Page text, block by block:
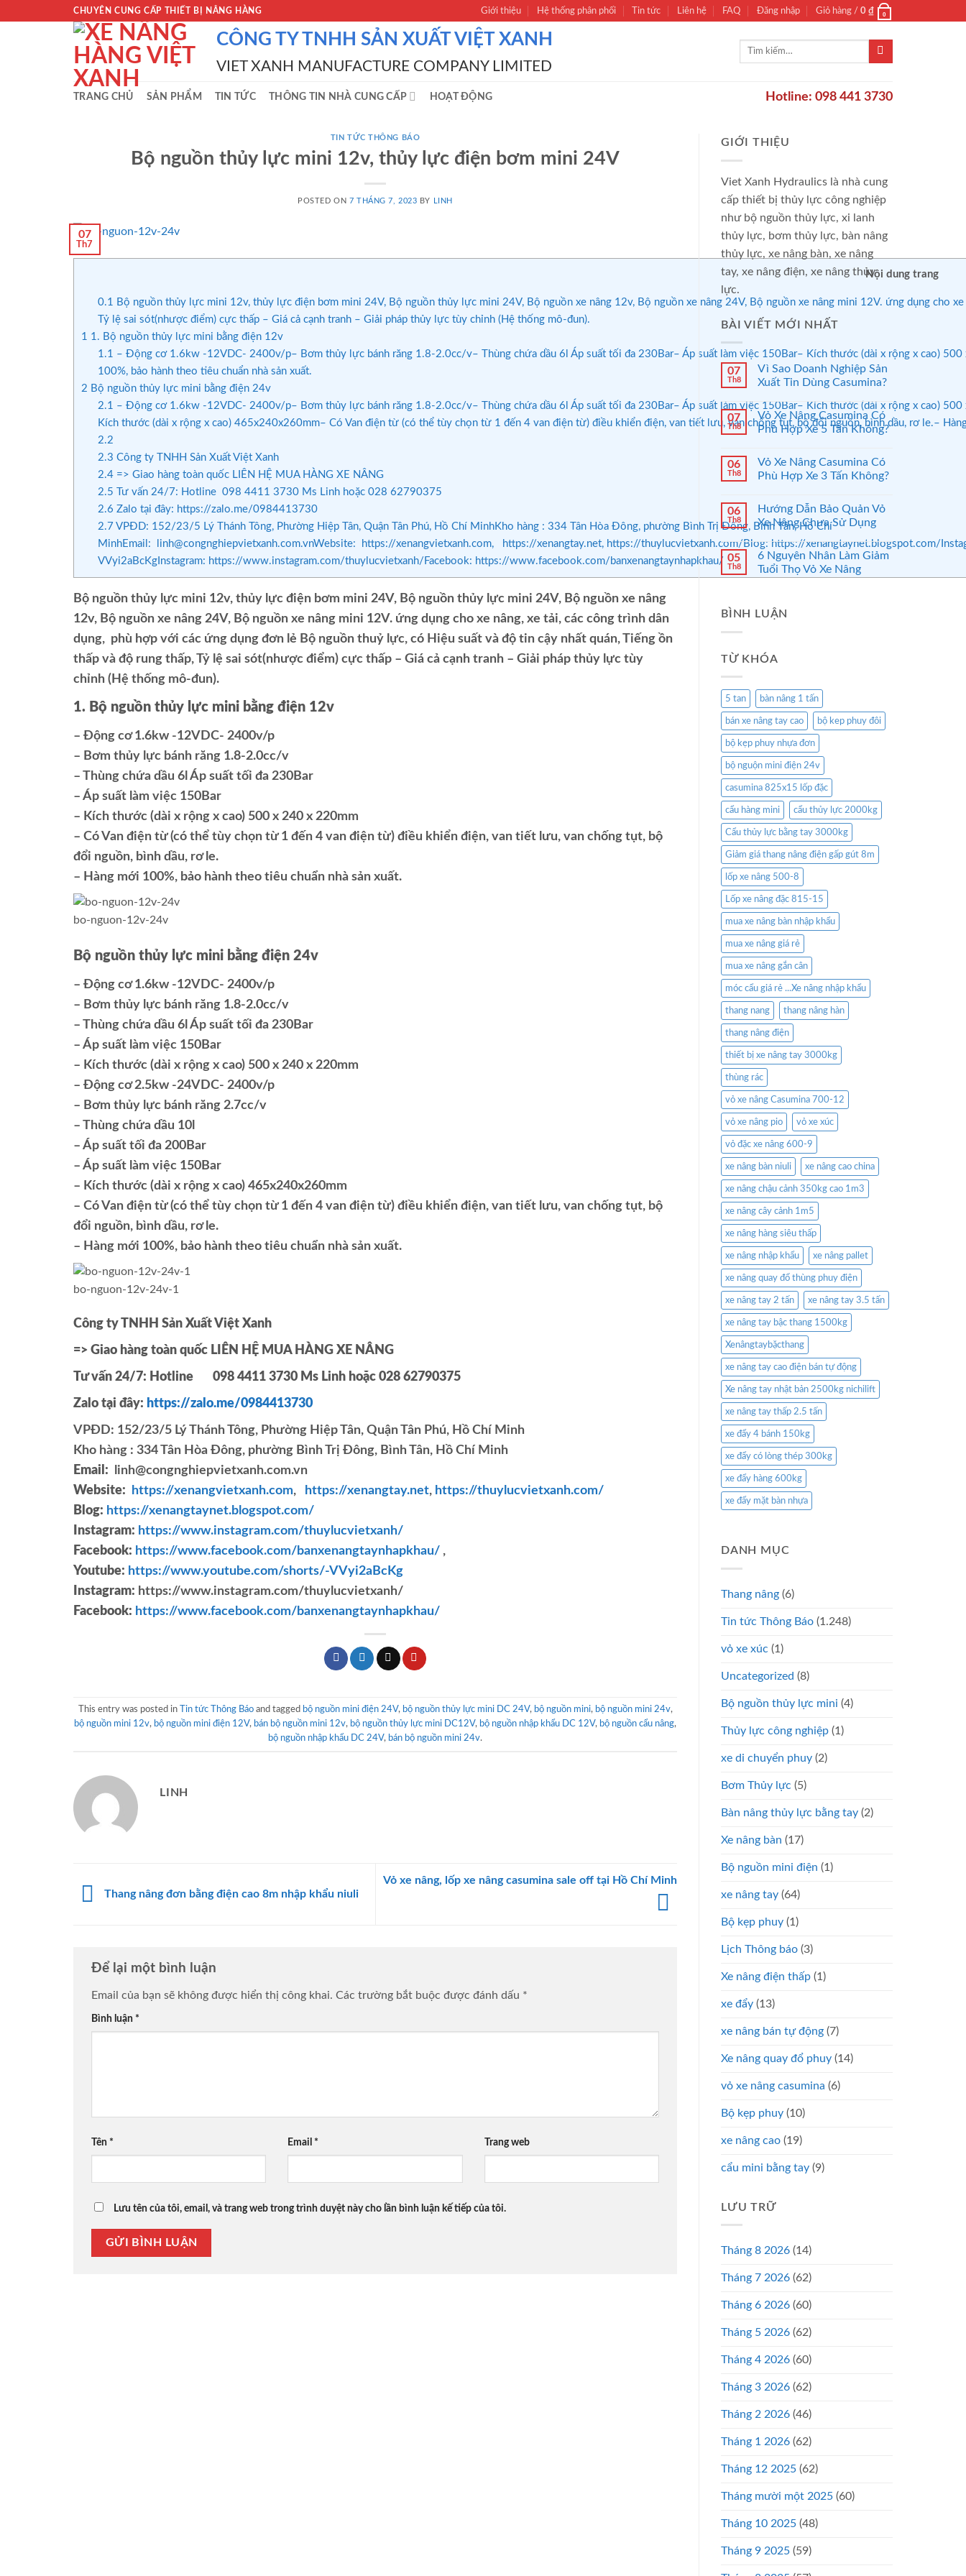
CHUYÊN CUNG CẤP THIẾT BỊ NÂNG HÀNG Giới thiệu Hệ thống phân phối Tin tức Liên hệ FAQ Đăng nhập Giỏ hàng / 0 ₫ 0
CÔNG TY TNHH SẢN XUẤT VIỆT XANH
VIET XANH MANUFACTURE COMPANY LIMITED
Tìm
TRANG CHỦ SẢN PHẨM TIN TỨC THÔNG TIN NHÀ CUNG CẤP HOẠT ĐỘNG Hotline: 098 441 3730
TIN TỨC THÔNG BÁO
Bộ nguồn thủy lực mini 12v, thủy lực điện bơm mini 24V
POSTED ON 7 THÁNG 7, 2023 BY LINH
07
Th7
Nội dung trang
0.1 Bộ nguồn thủy lực mini 12v, thủy lực điện bơm mini 24V, Bộ nguồn thủy lực mini 24V, Bộ nguồn xe nâng 12v, Bộ nguồn xe nâng 24V, Bộ nguồn xe nâng mini 12V. ứng dụng cho
Tỷ lệ sai sót(nhược điểm) cực thấp – Giá cả cạnh tranh – Giải pháp thủy lực tùy chỉnh (Hệ thống mô-đun).
1 1. Bộ nguồn thủy lực mini bằng điện 12v
1.1 – Động cơ 1.6kw -12VDC- 2400v/p– Bơm thủy lực bánh răng 1.8-2.0cc/v– Thùng chứa dầu 6l Áp suất tối đa 230Bar– Áp suất làm việc 150Bar– Kích thước (dài x rộng x cao)
100%, bảo hành theo tiêu chuẩn nhà sản xuất.
2 Bộ nguồn thủy lực mini bằng điện 24v
2.1 – Động cơ 1.6kw -12VDC- 2400v/p– Bơm thủy lực bánh răng 1.8-2.0cc/v– Thùng chứa dầu 6l Áp suất tối đa 230Bar– Áp suất làm việc 150Bar– Kích thước (dài x rộng x cao)
Kích thước (dài x rộng x cao) 465x240x260mm– Có Van điện từ (có thể tùy chọn từ 1 đến 4 van điện từ) điều khiển điện, van tiết lưu, van chống tụt, bộ đổi nguồn, bình dầu, rơ le.–
2.2
2.3 Công ty TNHH Sản Xuất Việt Xanh
2.4=> Giao hàng toàn quốc LIÊN HỆ MUA HÀNG XE NÂNG
2.5 Tư vấn 24/7: Hotline 098 4411 3730 Ms Linh hoặc 028 62790375
2.6 Zalo tại đây: https://zalo.me/0984413730
2.7 VPĐD: 152/23/5 Lý Thánh Tông, Phường Hiệp Tân, Quận Tân Phú, Hồ Chí MinhKho hàng : 334 Tân Hòa Đông, phường Bình Trị Đông, Bình Tân, Hồ Chí
MinhEmail: linh@congnghiepvietxanh.com.vnWebsite: https://xenangvietxanh.com, https://xenangtay.net, https://thuylucvietxanh.com/Blog: https://xenangtaynet.blogspot.com/
VVyi2aBcKgInstagram: https://www.instagram.com/thuylucvietxanh/Facebook: https://www.facebook.com/banxenangtaynhapkhau/
Bộ nguồn thủy lực mini 12v, thủy lực điện bơm mini 24V, Bộ nguồn thủy lực mini 24V, Bộ nguồn xe nâng
12v, Bộ nguồn xe nâng 24V, Bộ nguồn xe nâng mini 12V. ứng dụng cho xe nâng, xe tải, các công trình dân
dụng, phù hợp với các ứng dụng đơn lẻ Bộ nguồn thuỷ lực, có Hiệu suất và độ tin cậy nhất quán, Tiếng ồn
thấp và độ rung thấp, Tỷ lệ sai sót(nhược điểm) cực thấp – Giá cả cạnh tranh – Giải pháp thủy lực tùy
chỉnh (Hệ thống mô-đun).
1. Bộ nguồn thủy lực mini bằng điện 12v
– Động cơ 1.6kw -12VDC- 2400v/p
– Bơm thủy lực bánh răng 1.8-2.0cc/v
– Thùng chứa dầu 6l Áp suất tối đa 230Bar
– Áp suất làm việc 150Bar
– Kích thước (dài x rộng x cao) 500 x 240 x 220mm
– Có Van điện từ (có thể tùy chọn từ 1 đến 4 van điện từ) điều khiển điện, van tiết lưu, van chống tụt, bộ
đổi nguồn, bình dầu, rơ le.
– Hàng mới 100%, bảo hành theo tiêu chuẩn nhà sản xuất.
bo-nguon-12v-24v
Bộ nguồn thủy lực mini bằng điện 24v
– Động cơ 1.6kw -12VDC- 2400v/p
– Bơm thủy lực bánh răng 1.8-2.0cc/v
– Thùng chứa dầu 6l Áp suất tối đa 230Bar
– Áp suất làm việc 150Bar
– Kích thước (dài x rộng x cao) 500 x 240 x 220mm
– Động cơ 2.5kw -24VDC- 2400v/p
– Bơm thủy lực bánh răng 2.7cc/v
– Thùng chứa dầu 10l
– Áp suất tối đa 200Bar
– Áp suất làm việc 150Bar
– Kích thước (dài x rộng x cao) 465x240x260mm
– Có Van điện từ (có thể tùy chọn từ 1 đến 4 van điện từ) điều khiển điện, van tiết lưu, van chống tụt, bộ
đổi nguồn, bình dầu, rơ le.
– Hàng mới 100%, bảo hành theo tiêu chuẩn nhà sản xuất.
bo-nguon-12v-24v-1
Công ty TNHH Sản Xuất Việt Xanh
=> Giao hàng toàn quốc LIÊN HỆ MUA HÀNG XE NÂNG
Tư vấn 24/7: Hotline 098 4411 3730 Ms Linh hoặc 028 62790375
Zalo tại đây: https://zalo.me/0984413730
VPĐD: 152/23/5 Lý Thánh Tông, Phường Hiệp Tân, Quận Tân Phú, Hồ Chí Minh
Kho hàng : 334 Tân Hòa Đông, phường Bình Trị Đông, Bình Tân, Hồ Chí Minh
Email: linh@congnghiepvietxanh.com.vn
Website:
https://xenangvietxanh.com, https://xenangtay.net, https://thuylucvietxanh.com/
Blog: https://xenangtaynet.blogspot.com/
Instagram: https://www.instagram.com/thuylucvietxanh/
Facebook: https://www.facebook.com/banxenangtaynhapkhau/ ,
Youtube: https://www.youtube.com/shorts/-VVyi2aBcKg
Instagram: https://www.instagram.com/thuylucvietxanh/
Facebook: https://www.facebook.com/banxenangtaynhapkhau/
This entry was posted in Tin tức Thông Báoand tagged bộ nguồn mini điện 24V, bộ nguồn thủy lực mini DC 24V, bộ nguồn mini, bộ nguồn mini 24v,
bộ nguồn mini 12v, bộ nguồn mini điện 12V, bán bộ nguồn mini 12v, bộ nguồn thủy lực mini DC12V, bộ nguồn nhập khẩu DC 12V, bộ nguồn cẩu nâng,
bộ nguồn nhập khẩu DC 24V, bán bộ nguồn mini 24v.
LINH
Thang nâng đơn bằng điện cao 8m nhập khẩu niuli
Vỏ xe nâng, lốp xe nâng casumina sale off tại Hồ Chí Minh
Để lại một bình luận
Email của bạn sẽ không được hiển thị công khai. Các trường bắt buộc được đánh dấu *
Bình luận *
Tên * Email * Trang web
Lưu tên của tôi, email, và trang web trong trình duyệt này cho lần bình luận kế tiếp của tôi.
GIỚI THIỆU
Viet Xanh Hydraulics là nhà cung
cấp thiết bị thủy lực công nghiệp
như bộ nguồn thủy lực, xi lanh
thủy lực, bơm thủy lực, bàn nâng
thủy lực, xe nâng bàn, xe nâng
tay, xe nâng điện, xe nâng thủy
lực.
BÀI VIẾT MỚI NHẤT
07
Th8
Vì Sao Doanh Nghiệp Sản
Xuất Tin Dùng Casumina?
07
Th8
Vỏ Xe Nâng Casumina Có
Phù Hợp Xe 5 Tấn Không?
06
Th8
Vỏ Xe Nâng Casumina Có
Phù Hợp Xe 3 Tấn Không?
06
Th8
Hướng Dẫn Bảo Quản Vỏ
Xe Nâng Chưa Sử Dụng
05
Th8
6 Nguyên Nhân Làm Giảm
Tuổi Thọ Vỏ Xe Nâng
BÌNH LUẬN
TỪ KHÓA
5 tan bàn nâng 1 tấn
bán xe nâng tay cao bộ kep phuy đôi
bộ kẹp phuy nhựa đơn
bộ nguộn mini điện 24v
casumina 825x15 lốp đặc
cẩu hàng mini cẩu thủy lực 2000kg
Cẩu thủy lực bằng tay 3000kg
Giảm giá thang nâng điện gấp gút 8m
lốp xe nâng 500-8
Lốp xe nâng đặc 815-15
mua xe nâng bàn nhập khẩu
mua xe nâng giá rẻ
mua xe nâng gắn cân
móc cẩu giá rẻ ...Xe nâng nhập khẩu
thang nang thang nâng hàn
thang nâng điện
thiết bị xe nâng tay 3000kg
thùng rác
vỏ xe nâng Casumina 700-12
vỏ xe nâng pio vỏ xe xúc
vỏ đặc xe nâng 600-9
xe nâng bàn niuli xe nâng cao china
xe nâng chậu cảnh 350kg cao 1m3
xe nâng cây cảnh 1m5
xe nâng hàng siêu thấp
xe nâng nhập khẩu xe nâng pallet
xe nâng quay đổ thùng phuy điện
xe nâng tay 2 tấn xe nâng tay 3.5 tấn
xe nâng tay bậc thang 1500kg
Xenângtaybặcthang
xe nâng tay cao điện bán tự động
Xe nâng tay nhật bản 2500kg nichilift
xe nâng tay thấp 2.5 tấn
xe đẩy 4 bánh 150kg
xe đẩy có lòng thép 300kg
xe đẩy hàng 600kg
xe đẩy mặt bàn nhựa
DANH MỤC
Thang nâng (6)
Tin tức Thông Báo (1.248)
vỏ xe xúc (1)
Uncategorized (8)
Bộ nguồn thủy lực mini (4)
Thủy lực công nghiệp (1)
xe di chuyển phuy (2)
Bơm Thủy lực (5)
Bàn nâng thủy lực bằng tay (2)
Xe nâng bàn (17)
Bộ nguồn mini điện (1)
xe nâng tay (64)
Bộ kẹp phuy (1)
Lịch Thông báo (3)
Xe nâng điện thấp (1)
xe đẩy (13)
xe nâng bán tự động (7)
Xe nâng quay đổ phuy (14)
vỏ xe nâng casumina (6)
Bộ kẹp phuy (10)
xe nâng cao (19)
cẩu mini bằng tay (9)
LƯU TRỮ
Tháng 8 2026 (14)
Tháng 7 2026 (62)
Tháng 6 2026 (60)
Tháng 5 2026 (62)
Tháng 4 2026 (60)
Tháng 3 2026 (62)
Tháng 2 2026 (46)
Tháng 1 2026 (62)
Tháng 12 2025 (62)
Tháng mười một 2025 (60)
Tháng 10 2025 (48)
Tháng 9 2025 (59)